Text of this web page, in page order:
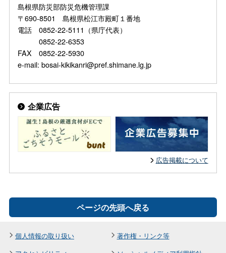
島根県防災部防災危機管理課
〒690-8501 島根県松江市殿町１番地
電話 0852-22-5111（県庁代表）
0852-22-6353
FAX 0852-22-5930
e-mail: bosai-kikikanri@pref.shimane.lg.jp
企業広告
広告掲載について
ページの先頭へ戻る
個人情報の取り扱い
著作権・リンク等